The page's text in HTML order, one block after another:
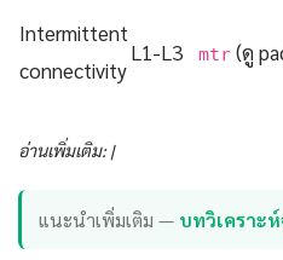
Intermittent
connectivity
L1-L3 mtr (ดู
อ่านเพิ่มเติม: |
แนะนำเพิ่มเติม — บทวิเคราะ